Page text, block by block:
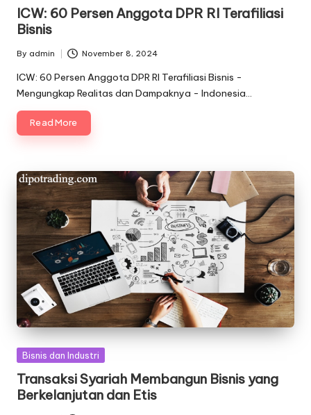
ICW: 60 Persen Anggota DPR RI Terafiliasi
Bisnis
Posted
by
By admin November 8, 2024
ICW: 60 Persen Anggota DPR RI Terafiliasi Bisnis -
Mengungkap Realitas dan Dampaknya - Indonesia…
Read More
Posted
Bisnis dan Industri
Transaksi Syariah Membangun Bisnis yang
Berkelanjutan dan Etis